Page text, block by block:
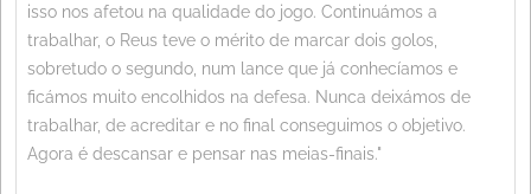
isso nos afetou na qualidade do jogo. Continuámos a
trabalhar, o Reus teve o mérito de marcar dois golos,
sobretudo o segundo, num lance que já conhecíamos e
ficámos muito encolhidos na defesa. Nunca deixámos de
trabalhar, de acreditar e no final conseguimos o objetivo.
Agora é descansar e pensar nas meias-finais."